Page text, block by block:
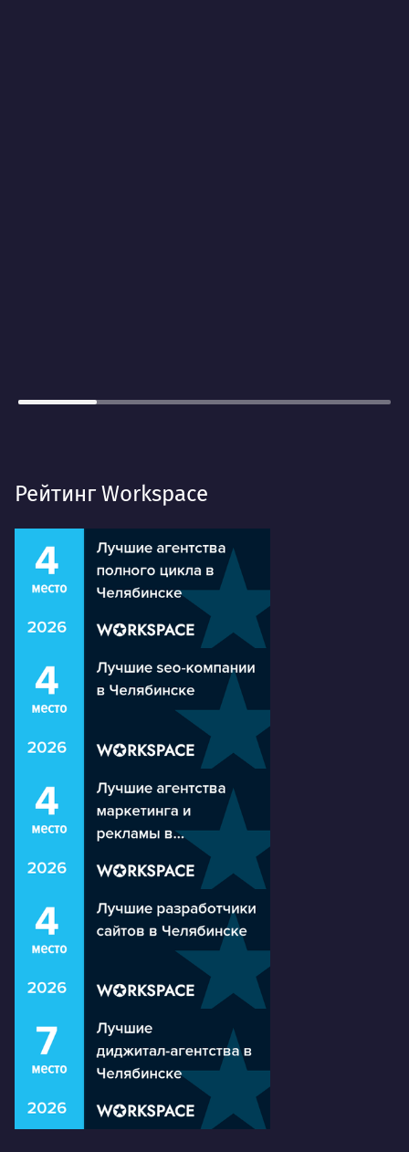
Рейтинг Workspace